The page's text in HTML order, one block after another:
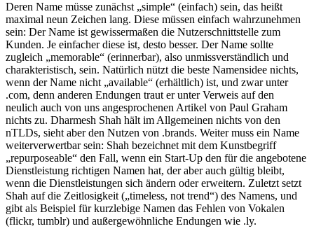
Deren Name müsse zunächst „simple“ (einfach) sein, das heißt
maximal neun Zeichen lang. Diese müssen einfach wahrzunehmen
sein: Der Name ist gewissermaßen die Nutzerschnittstelle zum
Kunden. Je einfacher diese ist, desto besser. Der Name sollte
zugleich „memorable“ (erinnerbar), also unmissverständlich und
charakteristisch, sein. Natürlich nützt die beste Namensidee nichts,
wenn der Name nicht „available“ (erhältlich) ist, und zwar unter
.com, denn anderen Endungen traut er unter Verweis auf den
neulich auch von uns angesprochenen Artikel von Paul Graham
nichts zu. Dharmesh Shah hält im Allgemeinen nichts von den
nTLDs, sieht aber den Nutzen von .brands. Weiter muss ein Name
weiterverwertbar sein: Shah bezeichnet mit dem Kunstbegriff
„repurposeable“ den Fall, wenn ein Start-Up den für die angebotene
Dienstleistung richtigen Namen hat, der aber auch gültig bleibt,
wenn die Dienstleistungen sich ändern oder erweitern. Zuletzt setzt
Shah auf die Zeitlosigkeit („timeless, not trend“) des Namens, und
gibt als Beispiel für kurzlebige Namen das Fehlen von Vokalen
(flickr, tumblr) und außergewöhnliche Endungen wie .ly.